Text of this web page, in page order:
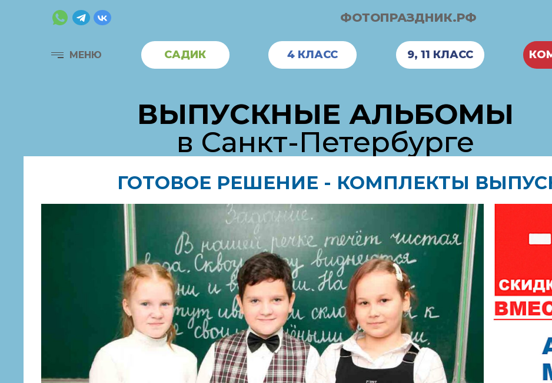
ФОТОПРАЗДНИК.РФ
МЕНЮ САДИК 4 КЛАСС 9, 11 КЛАСС
ВЫПУСКНЫЕ АЛЬБОМЫ
в Санкт-Петербурге
ГОТОВОЕ РЕШЕНИЕ - КОМПЛЕКТЫ